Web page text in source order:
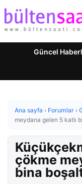
Güncel
Ana sayfa › Forumlar ›
meydana gelen 5 katlı
çökme
bina